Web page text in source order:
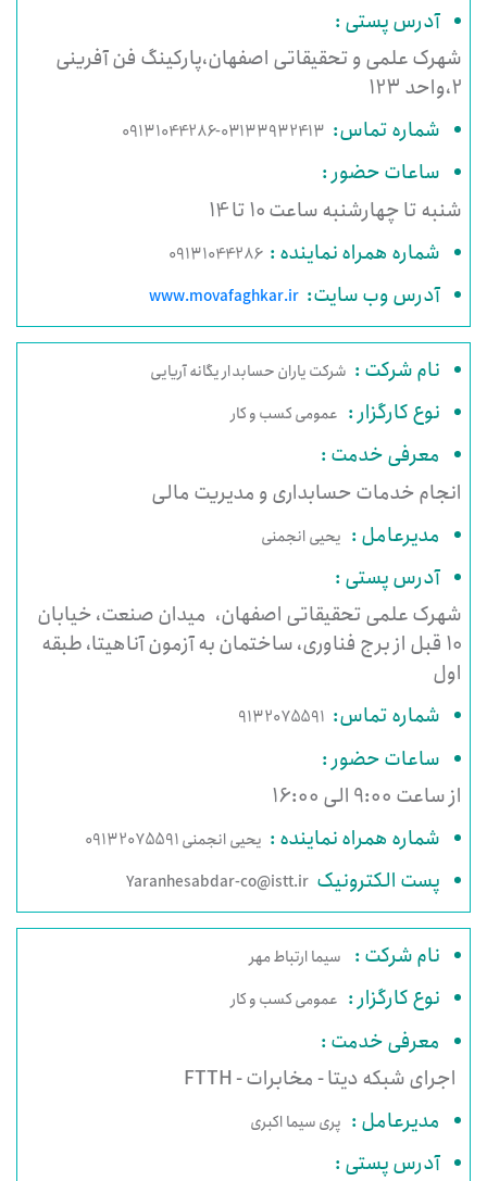
آدرس پستی :
شهرک علمی و تحقیقاتی اصفهان،پارکینگ فن آفرینی
2،واحد 123
شماره تماس: 03133932413-09131044286
ساعات حضور :
شنبه تا چهارشنبه ساعت 10 تا 14
شماره همراه نماینده : 09131044286
آدرس وب سایت: www.movafaghkar.ir
نام شرکت : شرکت یاران حسابدار یگانه آریایی
نوع کارگزار : عمومی کسب و کار
معرفی خدمت :
انجام خدمات حسابداری و مدیریت مالی
مدیرعامل : یحیی انجمنی
آدرس پستی :
شهرک علمی تحقیقاتی اصفهان، میدان صنعت، خیابان
10 قبل از برج فناوری، ساختمان به آزمون آناهیتا، طبقه
اول
شماره تماس: 9132075591
ساعات حضور :
از ساعت 9:00 الی 16:00
شماره همراه نماینده : یحیی انجمنی 09132075591
پست الکترونیک Yaranhesabdar-co@istt.ir
نام شرکت : سیما ارتباط مهر
نوع کارگزار : عمومی کسب و کار
معرفی خدمت :
اجرای شبکه دیتا - مخابرات - FTTH
مدیرعامل : پری سیما اکبری
آدرس پستی :